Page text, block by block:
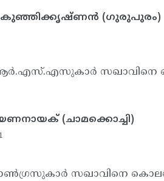
കുഞ്ഞിക്കൃഷ്ണന്‍ (ഗുരുപുരം)
ആര്‍.എസ്.എസുകാര്‍ സഖാവിനെ
(ചാമക്കൊച്ചി)
സഖാവിനെ